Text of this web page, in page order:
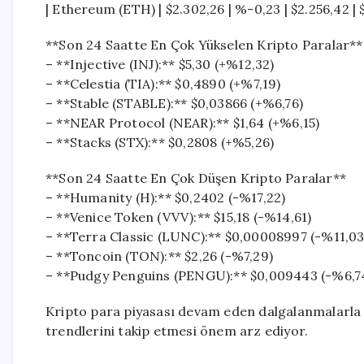
| Ethereum (ETH) | $2.302,26 | %-0,23 | $2.256,42 |
**Son 24 Saatte En Çok Yükselen Kripto Paralar**
– **Injective (INJ):** $5,30 (+%12,32)
– **Celestia (TIA):** $0,4890 (+%7,19)
– **Stable (STABLE):** $0,03866 (+%6,76)
– **NEAR Protocol (NEAR):** $1,64 (+%6,15)
– **Stacks (STX):** $0,2808 (+%5,26)
**Son 24 Saatte En Çok Düşen Kripto Paralar**
– **Humanity (H):** $0,2402 (-%17,22)
– **Venice Token (VVV):** $15,18 (-%14,61)
– **Terra Classic (LUNC):** $0,00008997 (-
– **Toncoin (TON):** $2,26 (-%7,29)
– **Pudgy Penguins (PENGU):** $0,009443 (-
Kripto para piyasası devam eden
trendlerini takip etmesi önem arz ediyor.